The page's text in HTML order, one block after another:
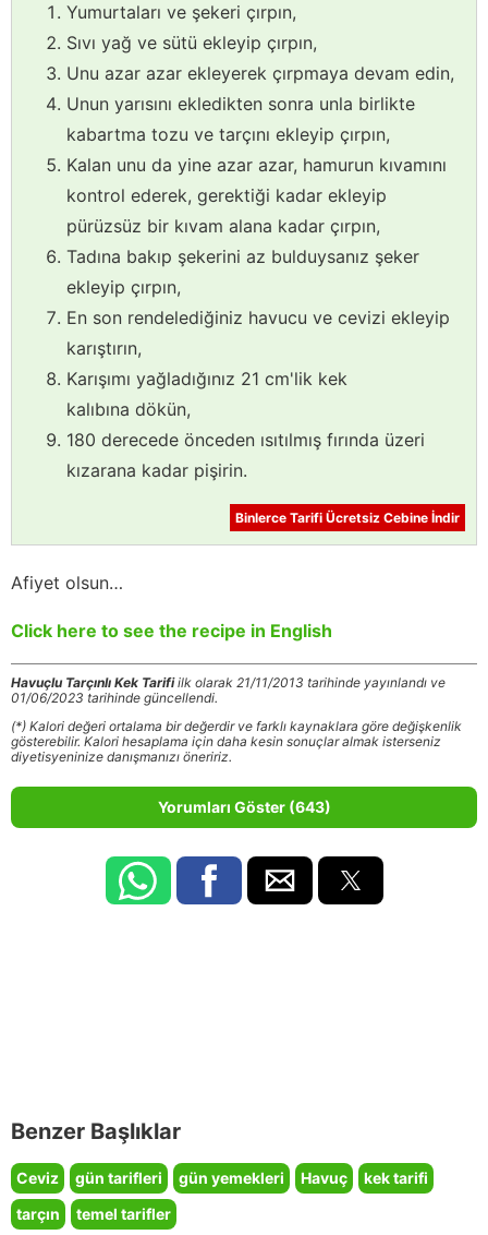
Yumurtaları ve şekeri çırpın,
Sıvı yağ ve sütü ekleyip çırpın,
Unu azar azar ekleyerek çırpmaya devam edin,
Unun yarısını ekledikten sonra unla birlikte
kabartma tozu ve tarçını ekleyip çırpın,
Kalan unu da yine azar azar, hamurun kıvamını
kontrol ederek, gerektiği kadar ekleyip
pürüzsüz bir kıvam alana kadar çırpın,
Tadına bakıp şekerini az bulduysanız şeker
ekleyip çırpın,
En son rendelediğiniz havucu ve cevizi ekleyip
karıştırın,
Karışımı yağladığınız 21 cm'lik kek
kalıbına dökün,
180 derecede önceden ısıtılmış fırında üzeri
kızarana kadar pişirin.
Binlerce Tarifi Ücretsiz Cebine İndir
Afiyet olsun…
Click here to see the recipe in English
Havuçlu Tarçınlı Kek Tarifiilk olarak 21/11/2013 tarihinde yayınlandı ve
01/06/2023 tarihinde güncellendi.
(*) Kalori değeri ortalama bir değerdir ve farklı kaynaklara göre değişkenlik
gösterebilir. Kalori hesaplama için daha kesin sonuçlar almak isterseniz
diyetisyeninize danışmanızı öneririz.
Yorumları Göster (643)
Benzer Başlıklar
Ceviz gün tarifleri gün yemekleri Havuç
kek tarifi
tarçın
temel tarifler